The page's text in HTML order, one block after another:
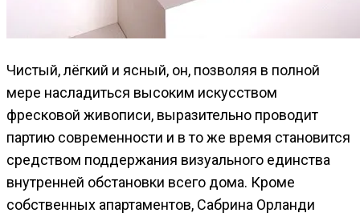
Чистый, лёгкий и ясный, он, позволяя в полной
мере насладиться высоким искусством
фресковой живописи, выразительно проводит
партию современности и в то же время становится
средством поддержания визуального единства
внутренней обстановки всего дома. Кроме
собственных апартаментов, Сабрина Орланди